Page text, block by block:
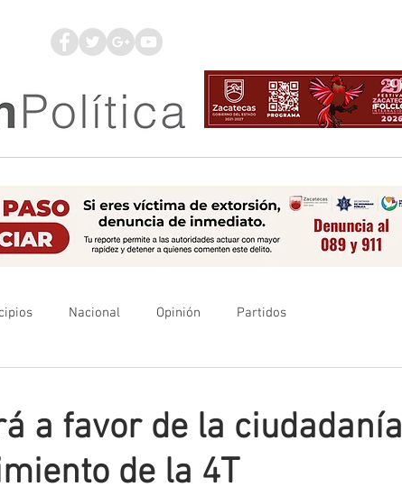
Nacional Opinión Partidos
a favor de la ciudadanía
de la 4T